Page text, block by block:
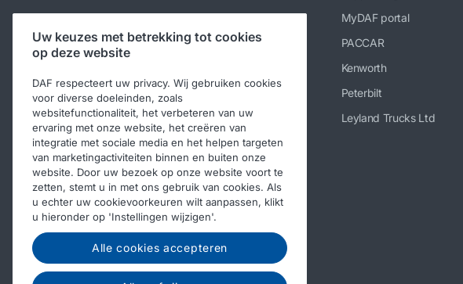
Diensten
Nieuws en media
Over DAF
Contact DAF Trucks België
Code of Conduct
MyDAF portal
PACCAR
Kenworth
Peterbilt
Leyland Trucks Ltd
Uw keuzes met betrekking tot cookies
op deze website
DAF respecteert uw privacy. Wij gebruiken cookies
voor diverse doeleinden, zoals
websitefunctionaliteit, het verbeteren van uw
ervaring met onze website, het creëren van
integratie met sociale media en het helpen targeten
van marketingactiviteiten binnen en buiten onze
website. Door uw bezoek op onze website voort te
zetten, stemt u in met ons gebruik van cookies. Als
u echter uw cookievoorkeuren wilt aanpassen, klikt
u hieronder op 'Instellingen wijzigen'.
Alle cookies accepteren